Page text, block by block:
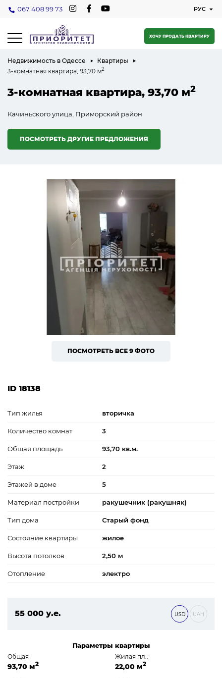
067 408 99 73
ХОЧУ ПРОДАТЬ КВАРТИРУ
Недвижимость в Одессе
Квартиры
3-комнатная квартира, 93,70 м2
3-комнатная квартира, 93,70 м2
Качиньского улица, Приморский район
ПОСМОТРЕТЬ ДРУГИЕ ПРЕДЛОЖЕНИЯ
ПОСМОТРЕТЬ ВСЕ 9 ФОТО
ID 18138
Тип жилья вторичка
Количество комнат 3
Общая площадь 93,70 кв.м.
Этаж 2
Этажей в доме 5
Материал постройки ракушечник (ракушняк)
Тип дома Старый фонд
Состояние квартиры жилое
Высота потолков 2,50 м
Отопление электро
55 000 у.е.
USD UAH
Параметры квартиры
Общая
93,70 м2
Жилая пл.:
22,00 м2